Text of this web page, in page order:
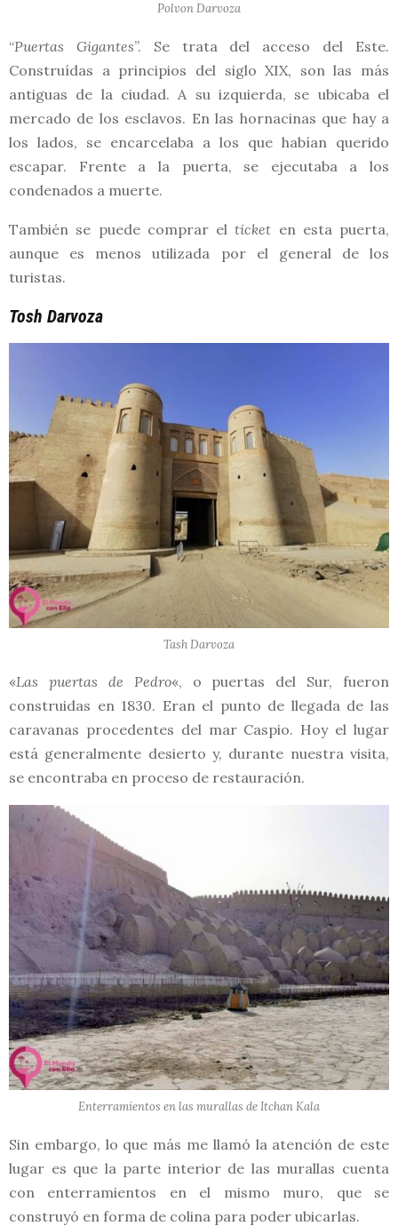
Polvon Darvoza
“Puertas Gigantes”. Se trata del acceso del Este.
Construídas a principios del siglo XIX, son las más
antiguas de la ciudad. A su izquierda, se ubicaba el
mercado de los esclavos. En las hornacinas que hay a
los lados, se encarcelaba a los que habían querido
escapar. Frente a la puerta, se ejecutaba a los
condenados a muerte.
También se puede comprar elticket en esta puerta,
aunque es menos utilizada por el general de los
turistas.
Tosh Darvoza
Tash Darvoza
«Las puertas de Pedro«, o puertas del Sur, fueron
construidas en 1830. Eran el punto de llegada de las
caravanas procedentes del mar Caspio. Hoy el lugar
está generalmente desierto y, durante nuestra visita,
se encontraba en proceso de restauración.
Enterramientos en las murallas de Itchan Kala
Sin embargo, lo que más me llamó la atención de este
lugar es que la parte interior de las murallas cuenta
con enterramientos en el mismo muro, que se
construyó en forma de colina para poder ubicarlas.